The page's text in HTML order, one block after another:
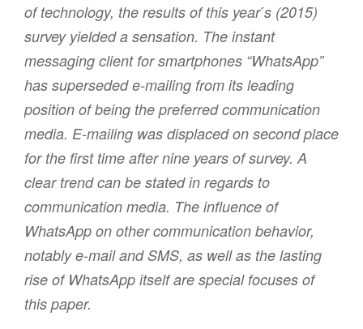
of technology, the results of this year ́s (2015)
survey yielded a sensation. The instant
messaging client for smartphones “WhatsApp”
has superseded e-mailing from its leading
position of being the preferred communication
media. E-mailing was displaced on second place
for the first time after nine years of survey. A
clear trend can be stated in regards to
communication media. The influence of
WhatsApp on other communication behavior,
notably e-mail and SMS, as well as the lasting
rise of WhatsApp itself are special focuses of
this paper.